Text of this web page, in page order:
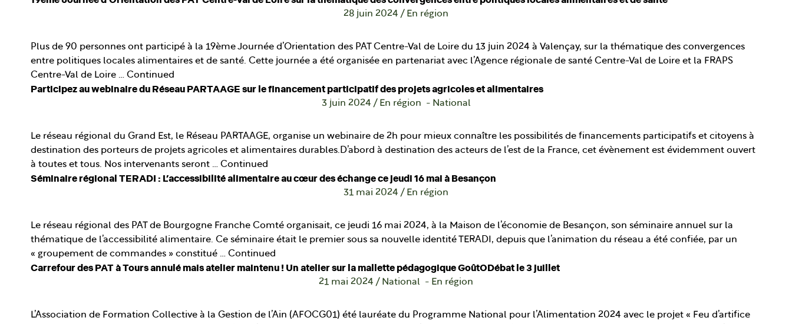
28 juin 2024 / En région
Plus de 90 personnes ont participé à la 19ème Journée d’Orientation des PAT Centre-Val de Loire du 13 juin 2024 à Valençay, sur la thématique des convergences
entre politiques locales alimentaires et de santé. Cette journée a été organisée en partenariat avec l’Agence régionale de santé Centre-Val de Loire et la FRAPS
Centre-Val de Loire … Continued
Participez au webinaire du Réseau PARTAAGE sur le financement participatif des projets agricoles et alimentaires
3 juin 2024 / En région National
Le réseau régional du Grand Est, le Réseau PARTAAGE, organise un webinaire de 2h pour mieux connaître les possibilités de financements participatifs et citoyens à
destination des porteurs de projets agricoles et alimentaires durables.D’abord à destination des acteurs de l’est de la France, cet évènement est évidemment ouvert
à toutes et tous. Nos intervenants seront … Continued
Séminaire régional TERADI : L’accessibilité alimentaire au cœur des échange ce jeudi 16 mai à Besançon
31 mai 2024 / En région
Le réseau régional des PAT de Bourgogne Franche Comté organisait, ce jeudi 16 mai 2024, à la Maison de l’économie de Besançon, son séminaire annuel sur la
thématique de l’accessibilité alimentaire. Ce séminaire était le premier sous sa nouvelle identité TERADI, depuis que l’animation du réseau a été confiée, par un
« groupement de commandes » constitué … Continued
Carrefour des PAT à Tours annulé mais atelier maintenu ! Un atelier sur la mallette pédagogique GoûtODébat le 3 juillet
21 mai 2024 / National En région
L’Association de Formation Collective à la Gestion de l’Ain (AFOCG01) été lauréate du Programme National pour l’Alimentation 2024 avec le projet « Feu d’artifice